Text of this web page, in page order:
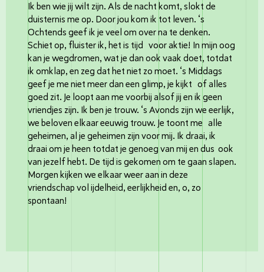
Ik ben wie jij wilt zijn. Als de nacht komt, slokt de
duisternis me op. Door jou kom ik tot leven. ‘s
Ochtends geef ik je veel om over na te denken.
Schiet op, fluister ik, het is tijd voor aktie! In mijn oog
kan je wegdromen, wat je dan ook vaak doet, totdat
ik omklap, en zeg dat het niet zo moet. ‘s Middags
geef je me niet meer dan een glimp, je kijkt of alles
goed zit. Je loopt aan me voorbij alsof jij en ik geen
vriendjes zijn. Ik ben je trouw. ‘s Avonds zijn we eerlijk,
we beloven elkaar eeuwig trouw. Je toont me alle
geheimen, al je geheimen zijn voor mij. Ik draai, ik
draai om je heen totdat je genoeg van mij en dus ook
van jezelf hebt. De tijd is gekomen om te gaan slapen.
Morgen kijken we elkaar weer aan in deze
vriendschap vol ijdelheid, eerlijkheid en, o, zo
spontaan!